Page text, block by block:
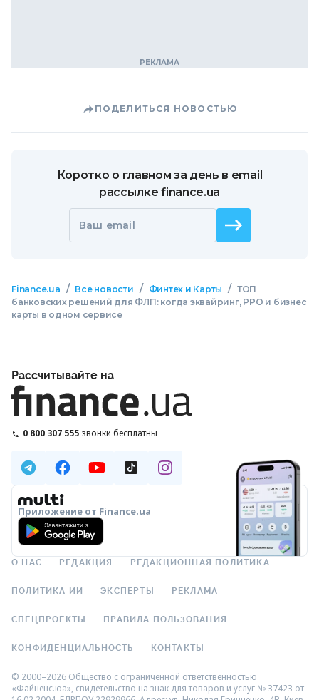
ПОДЕЛИТЬСЯ НОВОСТЬЮ
Коротко о главном за день в email
рассылке finance.ua
Ваш email
Finance.ua / Все новости / Финтех и Карты / ТОП
банковских решений для ФЛП: когда эквайринг, РРО и бизнес
карты в одном сервисе
Рассчитывайте на
0 800 307 555 звонки бесплатны
Приложение от Finance.ua
О НАС РЕДАКЦИЯ РЕДАКЦИОННАЯ ПОЛИТИКА
ПОЛИТИКА ИИ ЭКСПЕРТЫ РЕКЛАМА
СПЕЦПРОЕКТЫ ПРАВИЛА ПОЛЬЗОВАНИЯ
КОНФИДЕНЦИАЛЬНОСТЬ КОНТАКТЫ
© 2000–2026 Общество с ограниченной ответственностью
«Файненс.юа», свидетельство на знак для товаров и услуг № 37423 от